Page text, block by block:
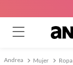
Mujer Ropa